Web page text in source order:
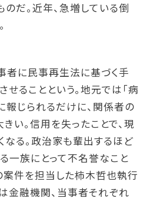
だ。近年、急増している倒
者に民事再生法に基づく手
ることという。地元では「病
報じられるだけに、関係者の
い。信用を失ったことで、現
なる。政治家も輩出するほど
一族にとって不名誉なこと
案件を担当した柿木哲也執行
金融機関、当事者それぞれ